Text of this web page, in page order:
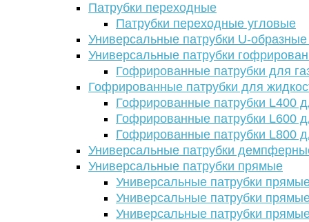
Патрубки переходные
Патрубки переходные угловые
Универсальные патрубки U-
Универсальные патрубки
Гофрированные патрубки для
Гофрированные патрубки для
Гофрированные патрубки L400
Гофрированные патрубки L600
Гофрированные патрубки L800
Универсальные патрубки
Универсальные патрубки прямые
Универсальные патрубки
Универсальные патрубки
Универсальные патрубки